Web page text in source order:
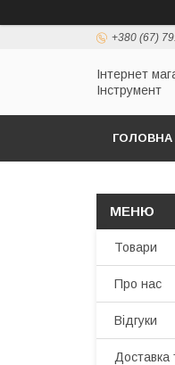
+380 (67)
Інтернет
Інструмент
ГОЛОВНА
Товари
Про нас
Відгуки
Доставка